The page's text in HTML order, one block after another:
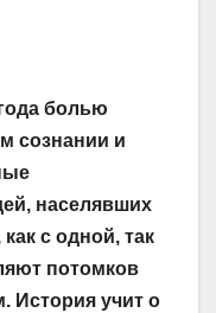
болью
сознании и
населявших
с одной, так
потомков
История учит о